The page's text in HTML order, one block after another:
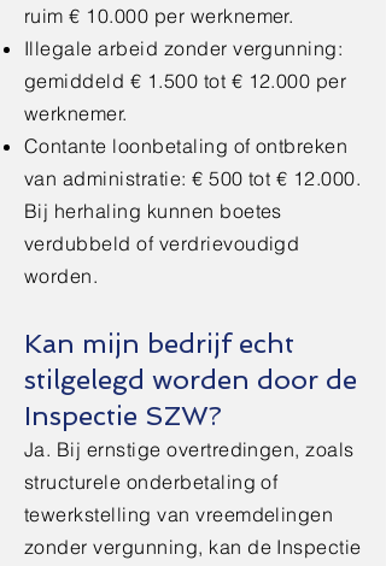
ruim € 10.000 per werknemer.
Illegale arbeid zonder vergunning:
gemiddeld € 1.500 tot € 12.000 per
werknemer.
Contante loonbetaling of ontbreken
van administratie: € 500 tot € 12.000.
Bij herhaling kunnen boetes
verdubbeld of verdrievoudigd
worden.
Kan mijn bedrijf echt
stilgelegd worden door de
Inspectie SZW?
Ja. Bij ernstige overtredingen, zoals
structurele onderbetaling of
tewerkstelling van vreemdelingen
zonder vergunning, kan de Inspectie